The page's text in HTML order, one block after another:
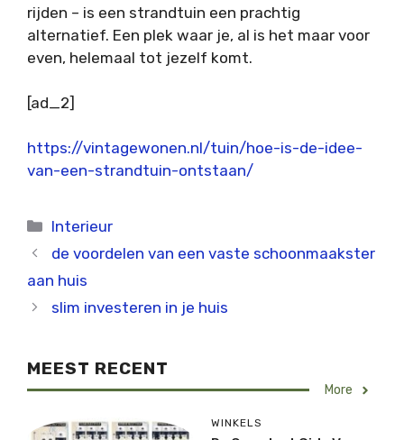
rijden – is een strandtuin een prachtig
alternatief. Een plek waar je, al is het maar voor
even, helemaal tot jezelf komt.
[ad_2]
https://vintagewonen.nl/tuin/hoe-is-de-idee-
van-een-strandtuin-ontstaan/
Categorieën
Interieur
de voordelen van een vaste schoonmaakster
aan huis
slim investeren in je huis
MEEST RECENT
More
WINKELS